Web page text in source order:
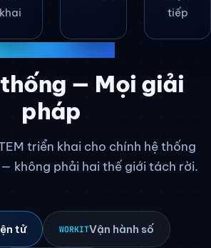
khai
tiếp
— Mọi giải
pháp
triển khai cho chính hệ thống
— không phải hai thế giới tách rời.
tử WORKITVận hành số